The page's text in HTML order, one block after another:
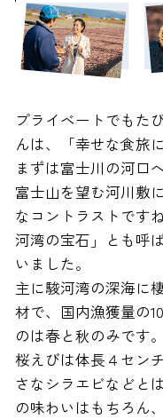
プライベートでもた
んは、「幸せな食旅
まずは富士川の河口へ
富士山を望む河川敷
なコントラストです
河湾の宝石」とも呼
いました。
主に駿河湾の深海に
材で、国内漁獲量の
のは春と秋のみです。
桜えびは体長４セン
さなシラエビなどと
の味わいはもちろん